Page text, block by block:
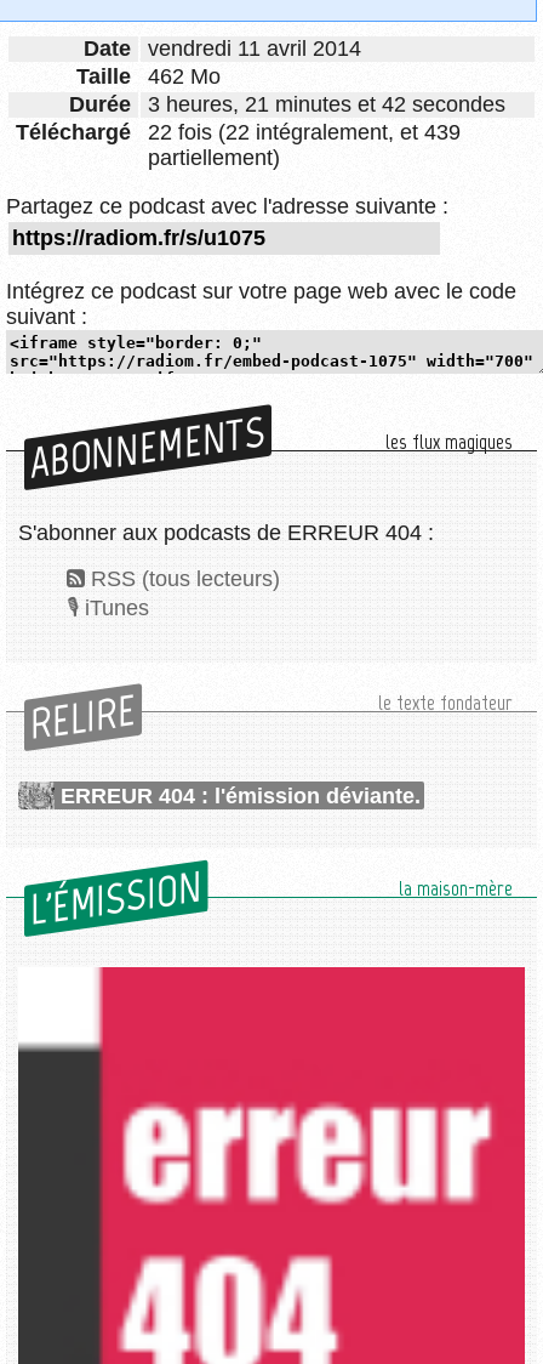
Date
vendredi 11 avril 2014
Taille
462 Mo
Durée
3 heures, 21 minutes et 42 secondes
Téléchargé
22 fois (22 intégralement, et 439
partiellement)
Partagez ce podcast avec l'adresse suivante :
Intégrez ce podcast sur votre page web avec le code
suivant :
ABONNEMENTS les flux magiques
S'abonner aux podcasts de ERREUR 404 :
RSS (tous lecteurs)
iTunes
RELIRE le texte fondateur
ERREUR 404 : l'émission déviante.
L'ÉMISSION la maison-mère